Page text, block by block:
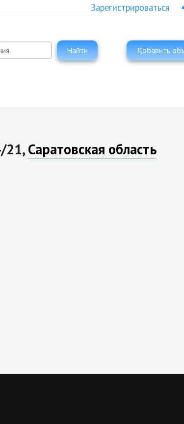
Зарегистрироваться
Найти Добавить
21,Саратовская область